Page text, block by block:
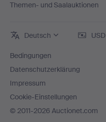
Themen- und Saalauktionen
Deutsch USD
Bedingungen
Datenschutzerklärung
Impressum
Cookie-Einstellungen
© 2011-2026 Auctionet.com